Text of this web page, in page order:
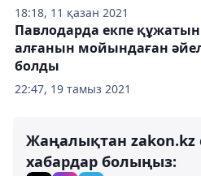
18:18, 11 қазан 2021
22:47, 19 тамыз 2021
Павлодарда екпе
алғанын мойындаған
болды
Жаңалықтан zakon.kz
хабардар болыңыз: